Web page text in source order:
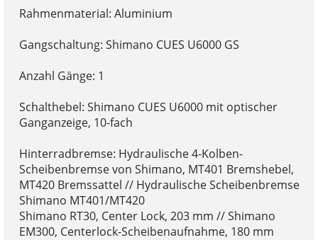
Rahmenmaterial: Aluminium
Gangschaltung: Shimano CUES U6000 GS
Anzahl Gänge: 1
Schalthebel: Shimano CUES U6000 mit optischer
Ganganzeige, 10-fach
Hinterradbremse: Hydraulische 4-Kolben-
Scheibenbremse von Shimano, MT401 Bremshebel,
MT420 Bremssattel // Hydraulische Scheibenbremse
Shimano MT401/MT420
Shimano RT30, Center Lock, 203 mm // Shimano
EM300, Centerlock-Scheibenaufnahme, 180 mm